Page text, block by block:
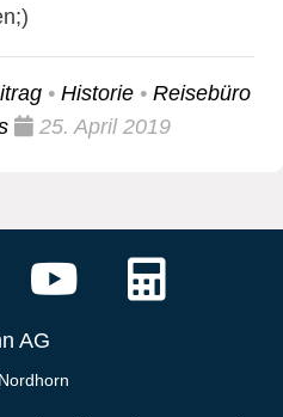
• Historie• Reisebüro
25. April 2019
AG